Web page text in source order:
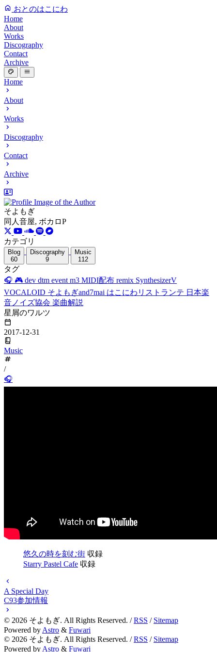
おとのはこにわ
Home
About
Works
Discography
Contact
Archive
Home
About
Works
Discography
Contact
Archive
そよもぎ
同人音屋, ボカロP
カテゴリ
Blog
60
Discography
9
Music
112
タグ
🎧 🎮 dev dtm event m3 MIDI配布 remix SynthesizerV
VOCALOID そよもぎand7mai はこにわリストランテ 日本楽
音ノイズ協会 楽曲解説
星屑のワルツ
2017-12-31
Music
/
🎧
悠久の時を刻む街 収録
Starry Pastel Cafe 収録
A Special Day
C93参加情報
© 2026 そよもぎ. All Rights Reserved. /RSS / Sitemap
Powered by Astro & Fuwari
© 2026 そよもぎ. All Rights Reserved. /RSS / Sitemap
Powered by Astro & Fuwari